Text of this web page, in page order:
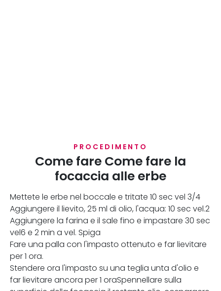
PROCEDIMENTO
Come fare Come fare la
focaccia alle erbe
Mettete le erbe nel boccale e tritate 10 sec vel 3/4
Aggiungere il lievito, 25 ml di olio, l'acqua: 10 sec vel.2
Aggiungere la farina e il sale fino e impastare 30 sec
vel6 e 2 min a vel. Spiga
Fare una palla con l'impasto ottenuto e far lievitare
per 1 ora.
Stendere ora l'impasto su una teglia unta d'olio e
far lievitare ancora per 1 oraSpennellare sulla